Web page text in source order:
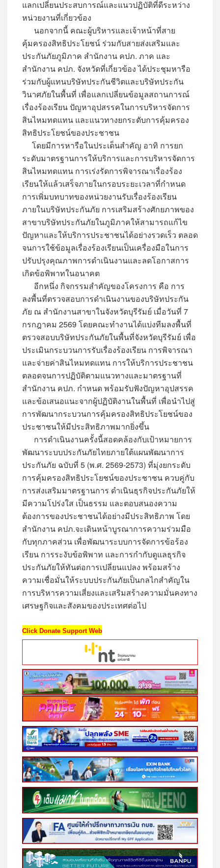
แลกเปลี่ยนประสบการณ์และแนวปฏิบัติที่ดีระหว่าง
หน่วยงานที่เกี่ยวข้อง
นอกจากนี้ คณะผู้บริหารและเจ้าหน้าที่สาย
คุ้มครองสิทธิประโยชน์ ร่วมกับสายส่งเสริมและ
ประกันภัยภูมิภาค สำนักงาน คปภ. ภาค และ
สำนักงาน คปภ. จังหวัดที่เกี่ยวข้อง ได้ประชุมหารือ
ร่วมกับผู้แทนบริษัทประกันชีวิตและบริษัทประกัน
วินาศภัยในพื้นที่ เพื่อแลกเปลี่ยนข้อมูลสถานการณ์
เรื่องร้องเรียน ปัญหาอุปสรรคในการบริหารจัดการ
สินไหมทดแทน และแนวทางยกระดับการคุ้มครอง
สิทธิประโยชน์ของประชาชน
โดยมีการหารือในประเด็นสำคัญ อาทิ การยก
ระดับมาตรฐานการให้บริการและการบริหารจัดการ
สินไหมทดแทน การเร่งรัดการพิจารณาเรื่องร้อง
เรียนให้แล้วเสร็จภายในกรอบระยะเวลาที่กำหนด
การเพิ่มบทบาทของหน่วยงานรับเรื่องร้องเรียน
ภายในบริษัทประกันภัย การเสริมสร้างศักยภาพของ
สาขาบริษัทประกันภัยในภูมิภาคให้สามารถแก้ไข
ปัญหาและให้บริการประชาชนได้อย่างรวดเร็ว ตลอด
จนการใช้ข้อมูลเรื่องร้องเรียนเป็นเครื่องมือในการ
ปรับปรุงคุณภาพการดำเนินงานและลดโอกาสการ
เกิดข้อพิพาทในอนาคต
อีกหนึ่ง กิจกรรมสำคัญของโครงการ คือ การ
ลงพื้นที่ตรวจสอบการดำเนินงานของบริษัทประกัน
ภัย ณ สำนักงานสาขาในจังหวัดบุรีรัมย์ เมื่อวันที่ 7
กรกฎาคม 2569 โดยคณะทำงานได้แบ่งทีมลงพื้นที่
ตรวจสอบบริษัทประกันภัยในพื้นที่จังหวัดบุรีรัมย์ เพื่อ
ประเมินกระบวนการรับเรื่องร้องเรียน การพิจารณา
และจ่ายค่าสินไหมทดแทน การให้บริการประชาชน
ตลอดจนการปฏิบัติตามแนวทางและมาตรฐานที่
สำนักงาน คปภ. กำหนด พร้อมรับฟังปัญหาอุปสรรค
และข้อเสนอแนะจากผู้ปฏิบัติงานในพื้นที่ เพื่อนำไปสู่
การพัฒนากระบวนการคุ้มครองสิทธิประโยชน์ของ
ประชาชนให้มีประสิทธิภาพมากยิ่งขึ้น
การดำเนินงานครั้งนี้สอดคล้องกับเป้าหมายการ
พัฒนาระบบประกันภัยไทยภายใต้แผนพัฒนาการ
ประกันภัย ฉบับที่ 5 (พ.ศ. 2569-2573) ที่มุ่งยกระดับ
การคุ้มครองสิทธิประโยชน์ของประชาชน ควบคู่กับ
การส่งเสริมมาตรฐานการ ดำเนินธุรกิจประกันภัยให้
มีความโปร่งใส เป็นธรรม และตอบสนองความ
ต้องการของประชาชนได้อย่างมีประสิทธิภาพ โดย
สำนักงาน คปภ.จะเดินหน้าบูรณาการความร่วมมือ
กับทุกภาคส่วน เพื่อพัฒนาระบบการจัดการข้อร้อง
เรียน การระงับข้อพิพาท และการกำกับดูแลธุรกิจ
ประกันภัยให้ทันต่อการเปลี่ยนแปลง พร้อมสร้าง
ความเชื่อมั่นให้ระบบประกันภัยเป็นกลไกสำคัญใน
การบริหารความเสี่ยงและเสริมสร้างความมั่นคงทาง
เศรษฐกิจและสังคมของประเทศต่อไป
Click Donate Support Web